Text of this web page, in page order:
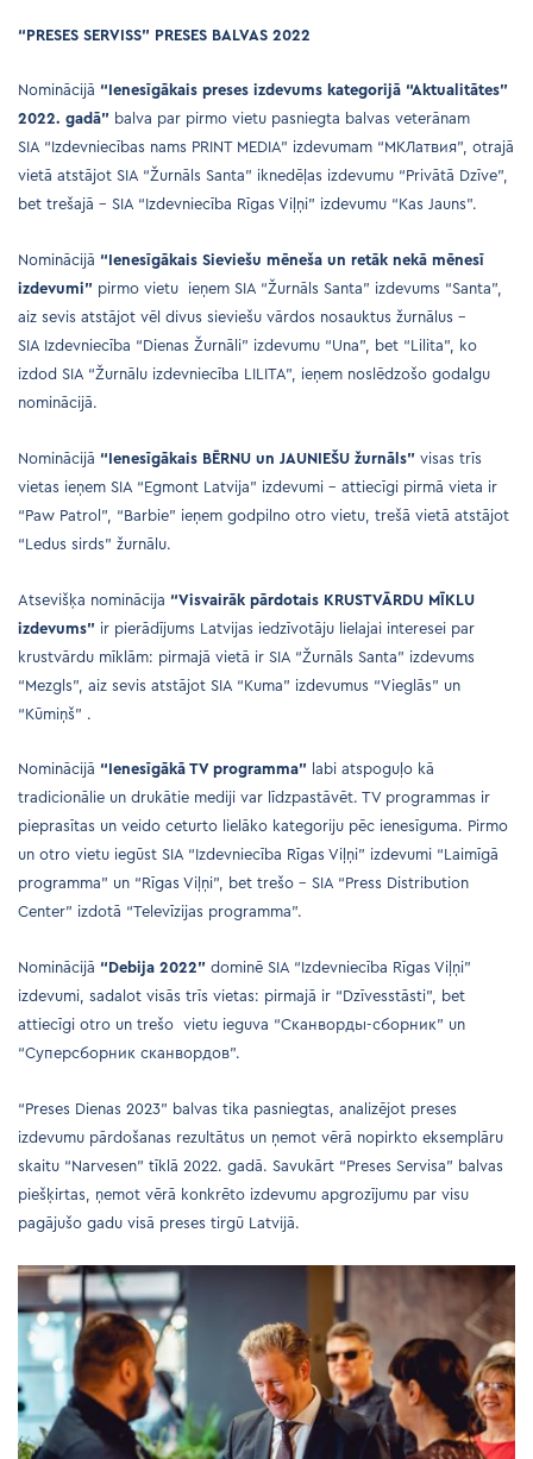
“PRESES SERVISS” PRESES BALVAS 2022
Nominācijā “Ienesīgākais preses izdevums kategorijā “Aktualitātes”
2022. gadā” balva par pirmo vietu pasniegta balvas veterānam
SIA “Izdevniecības nams PRINT MEDIA” izdevumam “MKЛатвия”, otrajā
vietā atstājot SIA “Žurnāls Santa” iknedēļas izdevumu “Privātā Dzīve”,
bet trešajā – SIA “Izdevniecība Rīgas Viļņi” izdevumu “Kas Jauns”.
Nominācijā “Ienesīgākais Sieviešu mēneša un retāk nekā mēnesī
izdevumi” pirmo vietu ieņem SIA “Žurnāls Santa” izdevums “Santa”,
aiz sevis atstājot vēl divus sieviešu vārdos nosauktus žurnālus –
SIA Izdevniecība “Dienas Žurnāli” izdevumu “Una”, bet “Lilita”, ko
izdod SIA “Žurnālu izdevniecība LILITA”, ieņem noslēdzošo godalgu
nominācijā.
Nominācijā “Ienesīgākais BĒRNU un JAUNIEŠU žurnāls” visas trīs
vietas ieņem SIA “Egmont Latvija” izdevumi – attiecīgi pirmā vieta ir
“Paw Patrol”, “Barbie” ieņem godpilno otro vietu, trešā vietā atstājot
“Ledus sirds” žurnālu.
Atsevišķa nominācija “Visvairāk pārdotais KRUSTVĀRDU MĪKLU
izdevums” ir pierādījums Latvijas iedzīvotāju lielajai interesei par
krustvārdu mīklām: pirmajā vietā ir SIA “Žurnāls Santa” izdevums
“Mezgls”, aiz sevis atstājot SIA “Kuma” izdevumus “Vieglās” un
“Kūmiņš” .
Nominācijā “Ienesīgākā TV programma” labi atspoguļo kā
tradicionālie un drukātie mediji var līdzpastāvēt. TV programmas ir
pieprasītas un veido ceturto lielāko kategoriju pēc ienesīguma. Pirmo
un otro vietu iegūst SIA “Izdevniecība Rīgas Viļņi” izdevumi “Laimīgā
programma” un “Rīgas Viļņi”, bet trešo – SIA “Press Distribution
Center” izdotā “Televīzijas programma”.
Nominācijā “Debija 2022” dominē SIA “Izdevniecība Rīgas Viļņi”
izdevumi, sadalot visās trīs vietas: pirmajā ir “Dzīvesstāsti”, bet
attiecīgi otro un trešo vietu ieguva “Сканворды-cборник” un
“Суперсборник сканвордов”.
“Preses Dienas 2023” balvas tika pasniegtas, analizējot preses
izdevumu pārdošanas rezultātus un ņemot vērā nopirkto eksemplāru
skaitu “Narvesen” tīklā 2022. gadā. Savukārt “Preses Servisa” balvas
piešķirtas, ņemot vērā konkrēto izdevumu apgrozījumu par visu
pagājušo gadu visā preses tirgū Latvijā.